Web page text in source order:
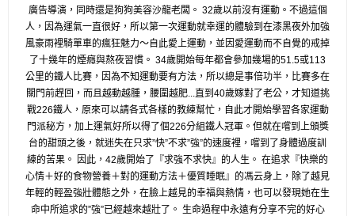
廣告導演，同時還是狗狗美容沙龍老闆。 32歲以前沒有運動。不過這個
人，因為運氣一直很好，所以第一次運動就幸運的體驗到在漆黑夜外加強
風豪雨裡騎單車的瘋狂魅力～自此愛上運動，並因愛運動而不自覺的戒掉
了十幾年的煙癮與熬夜習慣。 34歲開始每年都會參加幾場的51.5或113
公里的鐵人比賽，因為不知運動要有方法，所以總是事倍功半，比賽多在
關門前趕回，而且越動越腫，腰圍越肥...直到40歲嫁對了老公，才知道挑
戰226鐵人，原來可以請各式各樣的教練幫忙，自此才開始學習各家運動
門派秘方，加上運氣好所以得了個226分組鐵人冠軍。但就在嚐到上頒獎
台的甜頭之後，就迷失在只求”快”不求”強”的速度裡，嚐到了身體過度訓
練的苦果。 因此，42歲開始了『求強不求快』的人生。 在追求『快樂的
心情＋好的食物營養＋對的運動方法＋優質睡眠』的馮云身上，除了越見
年輕的輕盈強壯體態之外，在臉上越見的幸福與熱情，也可以發現她在生
命中所追求的”強”已經越來越壯了。 生命過程中永遠有分享不完的好心